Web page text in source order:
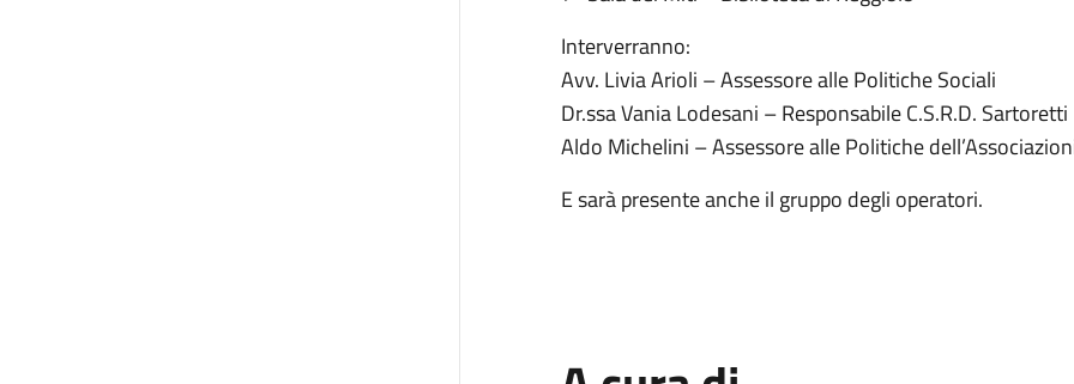
Interverranno:
Avv. Livia Arioli – Assessore alle Politiche Sociali
Dr.ssa Vania Lodesani – Responsabile C.S.R.D. Sartoretti
Aldo Michelini – Assessore alle Politiche
E sarà presente anche il gruppo degli operatori.